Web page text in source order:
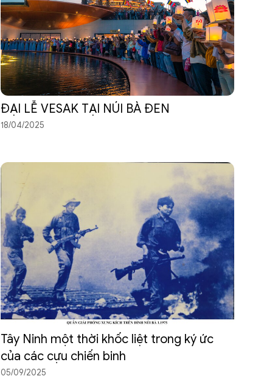
ĐẠI LỄ VESAK TẠI NÚI BÀ ĐEN
18/04/2025
Tây Ninh một thời khốc liệt trong ký ức
của các cựu chiến binh
05/09/2025